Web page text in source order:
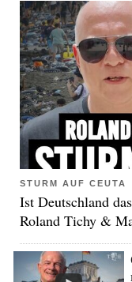
STURM AUF CEUTA
Ist Deutschland
Roland Tichy &